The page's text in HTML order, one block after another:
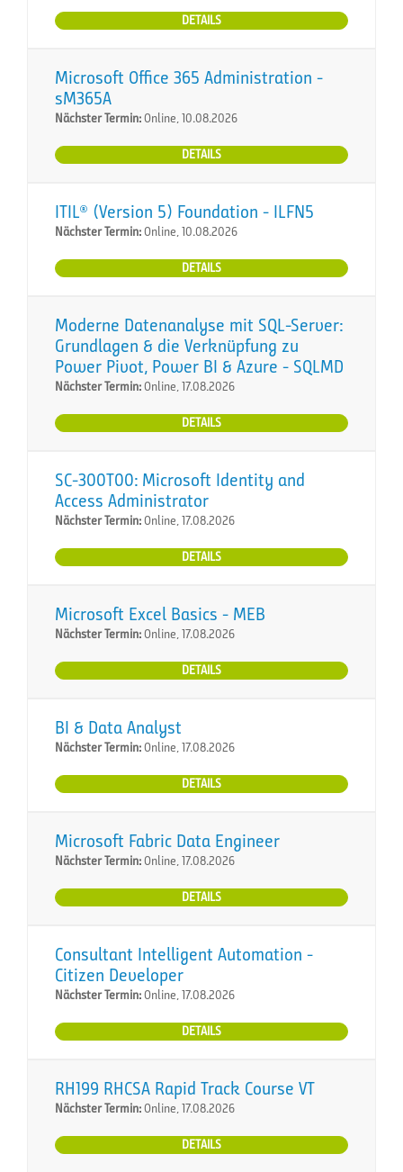
DETAILS
Microsoft Office 365 Administration -
sM365A
Nächster Termin:Online, 10.08.2026
DETAILS
ITIL® (Version 5) Foundation - ILFN5
Nächster Termin:Online, 10.08.2026
DETAILS
Moderne Datenanalyse mit SQL-Server:
Grundlagen & die Verknüpfung zu
Power Pivot, Power BI & Azure - SQLMD
Nächster Termin:Online, 17.08.2026
DETAILS
SC-300T00: Microsoft Identity and
Access Administrator
Nächster Termin:Online, 17.08.2026
DETAILS
Microsoft Excel Basics - MEB
Nächster Termin:Online, 17.08.2026
DETAILS
BI & Data Analyst
Nächster Termin:Online, 17.08.2026
DETAILS
Microsoft Fabric Data Engineer
Nächster Termin:Online, 17.08.2026
DETAILS
Consultant Intelligent Automation -
Citizen Developer
Nächster Termin:Online, 17.08.2026
DETAILS
RH199 RHCSA Rapid Track Course VT
Nächster Termin:Online, 17.08.2026
DETAILS